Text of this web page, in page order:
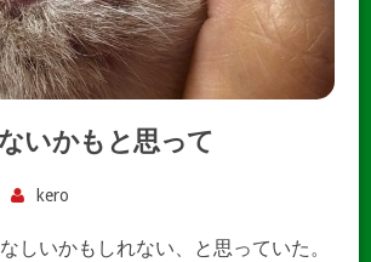
いかもと思って
kero
しいかもしれない、と思っていた。